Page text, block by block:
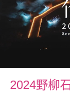
2024野柳